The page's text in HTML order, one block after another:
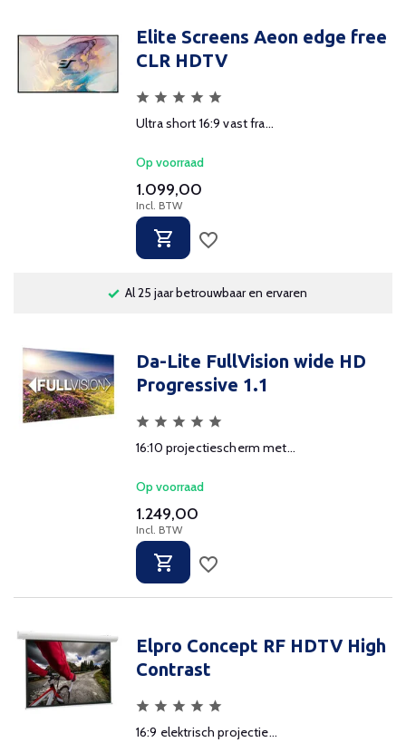
Elite Screens Aeon edge free
CLR HDTV
Ultra short 16:9 vast fra...
Op voorraad
1.099,00
Incl. BTW
Al 25 jaar betrouwbaar en ervaren
Da-Lite FullVision wide HD
Progressive 1.1
16:10 projectiescherm met...
Op voorraad
1.249,00
Incl. BTW
Elpro Concept RF HDTV High
Contrast
16:9 elektrisch projectie...